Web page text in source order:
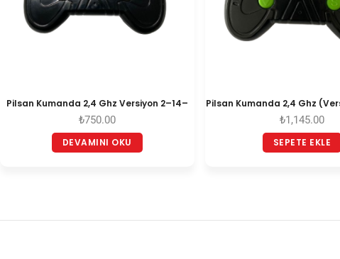
Pilsan Kumanda 2,4 Ghz Versiyon 2–14–
₺750.00
DEVAMINI OKU
Pilsan Kumanda 2,4 Ghz
₺1,145.00
SEPETE EKLE